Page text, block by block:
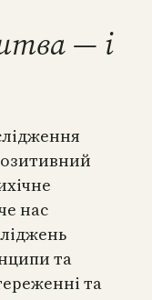
— і
нас
та
та